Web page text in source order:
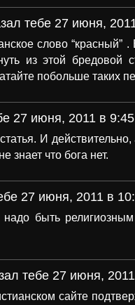
тебе 27 июня,
слово “красный”
из этой бредовой
побольше таких
27 июня, 2011 в
И
знает что бога нет.
27 июня, 2011 в
быть
тебе 27 июня,
сайте